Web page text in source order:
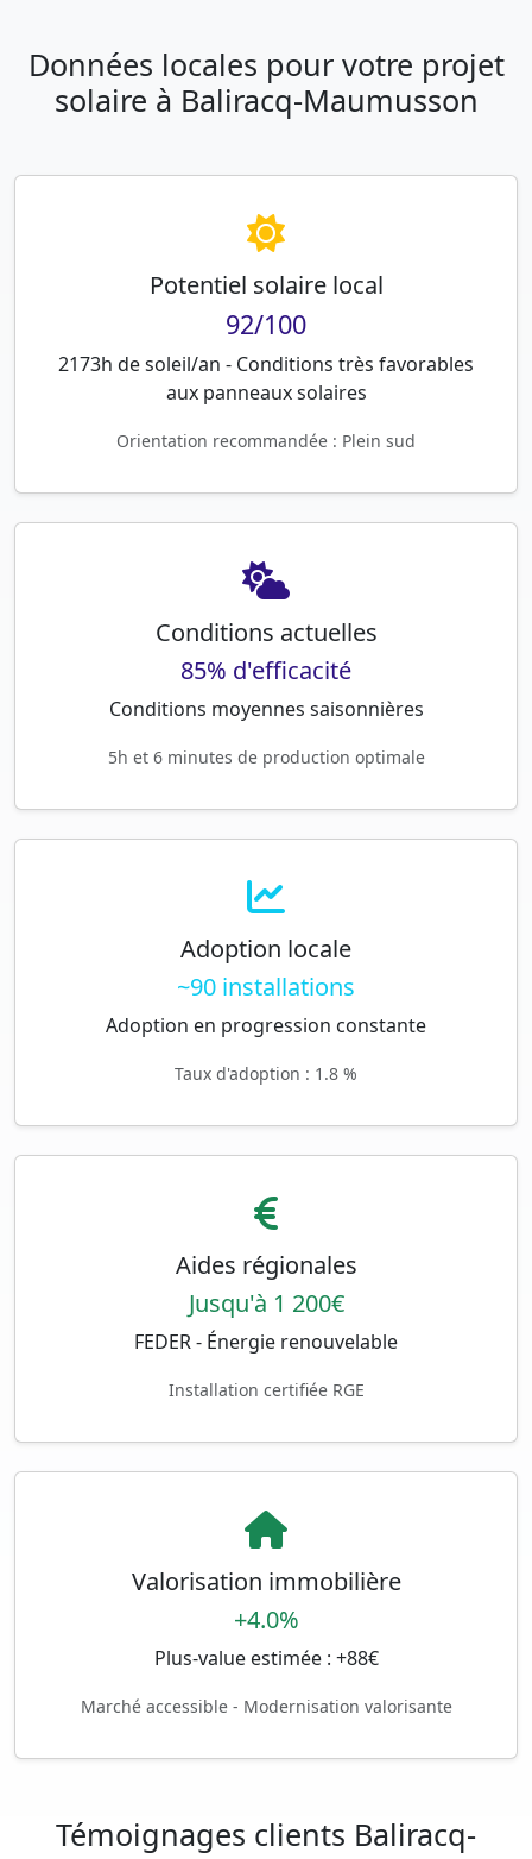
Données locales pour votre projet
solaire à Baliracq-Maumusson
Potentiel solaire local
92/100
2173h de soleil/an - Conditions très favorables
aux panneaux solaires
Orientation recommandée : Plein sud
Conditions actuelles
85% d'efficacité
Conditions moyennes saisonnières
5h et 6 minutes de production optimale
Adoption locale
~90 installations
Adoption en progression constante
Taux d'adoption : 1.8 %
Aides régionales
Jusqu'à 1 200€
FEDER - Énergie renouvelable
Installation certifiée RGE
Valorisation immobilière
+4.0%
Plus-value estimée : +88€
Marché accessible - Modernisation valorisante
Témoignages clients Baliracq-